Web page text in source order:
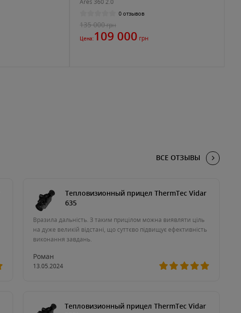
0 отзывов
135 000грн
Цена: 109 000 грн
ВСЕ ОТЗЫВЫ
Тепловизионный прицел ThermTec Vidar
635
Вразила дальність. З таким прицілом можна виявляти ціль
на дуже великій відстані, що суттєво підвищує ефективність
виконання завдань.
Роман
13.05.2024
Тепловизионный прицел ThermTec Vidar